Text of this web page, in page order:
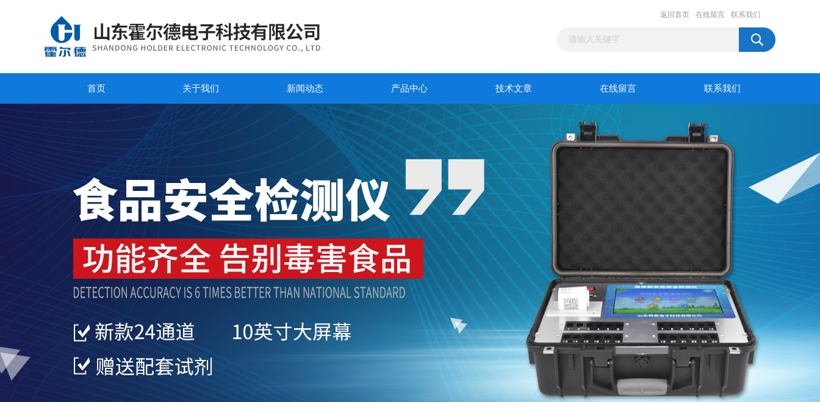
返回首页 在线留言 联系我们
首页 关于我们 新闻动态 产品中心 技术文章 在线留言 联系我们